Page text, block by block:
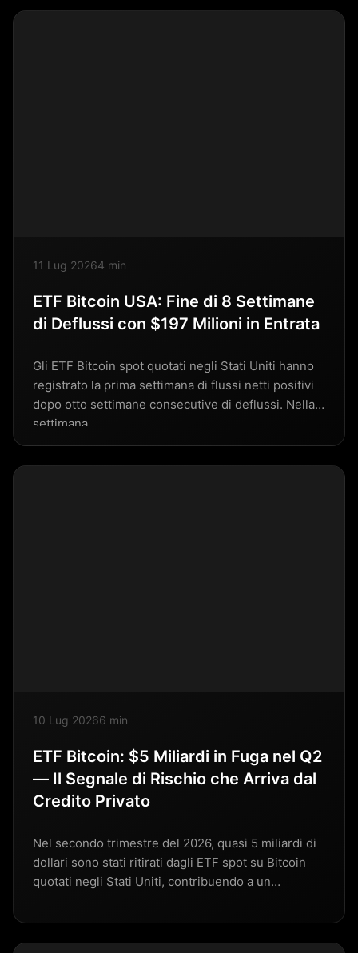
11 Lug 20264 min
ETF Bitcoin USA: Fine di 8 Settimane
di Deflussi con $197 Milioni in Entrata
Gli ETF Bitcoin spot quotati negli Stati Uniti hanno
registrato la prima settimana di flussi netti positivi
dopo otto settimane consecutive di deflussi. Nella
settimana…
10 Lug 20266 min
ETF Bitcoin: $5 Miliardi in Fuga nel Q2
— Il Segnale di Rischio che Arriva dal
Credito Privato
Nel secondo trimestre del 2026, quasi 5 miliardi di
dollari sono stati ritirati dagli ETF spot su Bitcoin
quotati negli Stati Uniti, contribuendo a un…